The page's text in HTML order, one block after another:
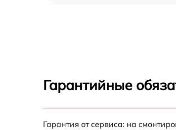
Замена микросхемы усилителя
Гарантийные
Гарантия от сервиса: на